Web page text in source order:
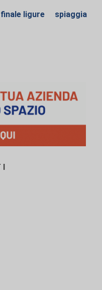
finale ligure
spiaggia